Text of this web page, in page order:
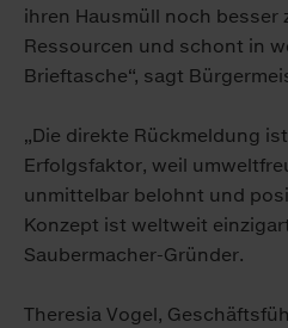
ihren Hausmüll noch besser
Ressourcen und schont in
Brieftasche“, sagt
„Die direkte Rückmeldung
Erfolgsfaktor, weil
unmittelbar belohnt und
Konzept ist weltweit
Saubermacher-Gründer.
Theresia Vogel,